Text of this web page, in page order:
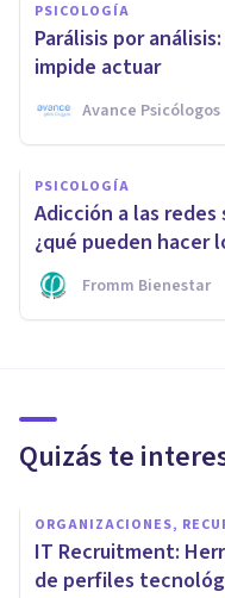
PSICOLOGÍA
Parálisis por
impide actuar
Avance Psicólogos
PSICOLOGÍA
Adicción a las
¿qué pueden hacer
Fromm Bienestar
Quizás te
ORGANIZACIONES,
IT Recruitment:
de perfiles